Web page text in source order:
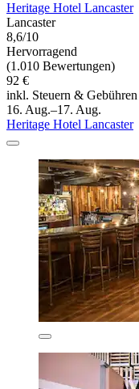
Heritage Hotel Lancaster
Lancaster
8,6/10
Hervorragend
(1.010 Bewertungen)
92 €
inkl. Steuern & Gebühren
16. Aug.–17. Aug.
Heritage Hotel Lancaster